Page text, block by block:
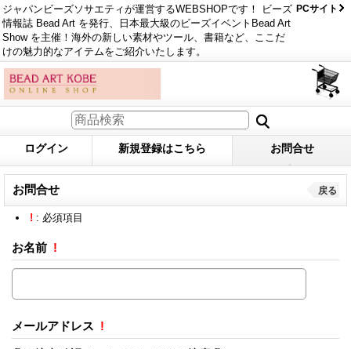
ジャパンビーズソサエティが運営するWEBSHOPです！ ビーズ
情報誌 Bead Art を発行、日本最大級のビーズイベントBead Art
Show を主催！海外の新しい素材やツール、書籍など、ここだ
けの魅力的なアイテムをご紹介いたします。
PCサイト
ログイン 新規登録はこちら お問合せ
お問合せ 戻る
! : 必須項目
お名前 !
メールアドレス !